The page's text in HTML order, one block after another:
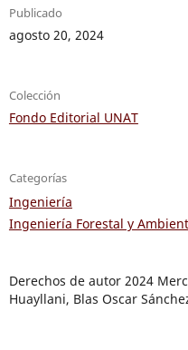
Publicado
agosto 20, 2024
Colección
Fondo Editorial UNAT
Categorías
Ingeniería
Ingeniería Forestal y
Derechos de autor 2024
Huayllani, Blas Oscar